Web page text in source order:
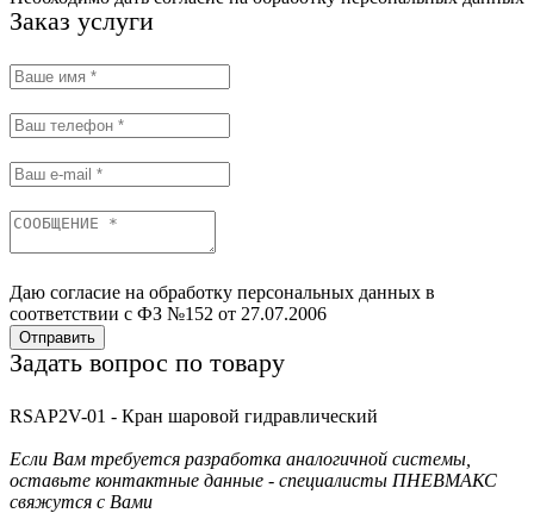
Заказ услуги
Даю согласие на обработку персональных данных в
соответствии с ФЗ №152 от 27.07.2006
Отправить
Задать вопрос по товару
RSAP2V-01 - Кран шаровой гидравлический
Если Вам требуется разработка аналогичной системы,
оставьте контактные данные - специалисты ПНЕВМАКС
свяжутся с Вами